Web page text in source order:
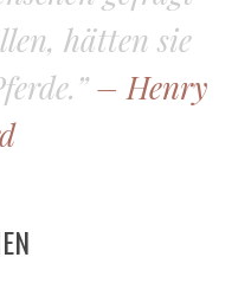
hätten sie
– Henry